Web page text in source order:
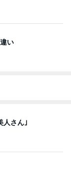
い
人さん｣